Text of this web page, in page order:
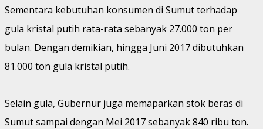
Sementara kebutuhan konsumen di Sumut terhadap
gula kristal putih rata-rata sebanyak 27.000 ton per
bulan. Dengan demikian, hingga Juni 2017 dibutuhkan
81.000 ton gula kristal putih.
Selain gula, Gubernur juga memaparkan stok beras di
Sumut sampai dengan Mei 2017 sebanyak 840 ribu ton.